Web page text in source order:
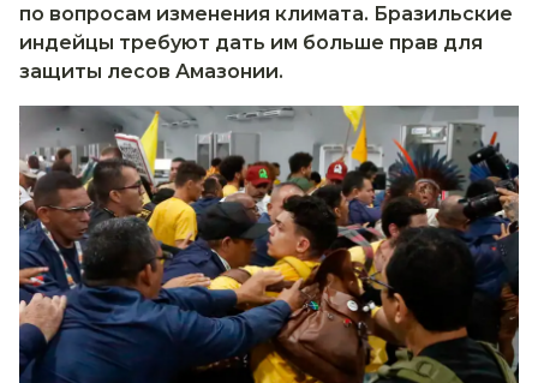
по вопросам изменения климата. Бразильские
индейцы требуют дать им больше прав для
защиты лесов Амазонии.